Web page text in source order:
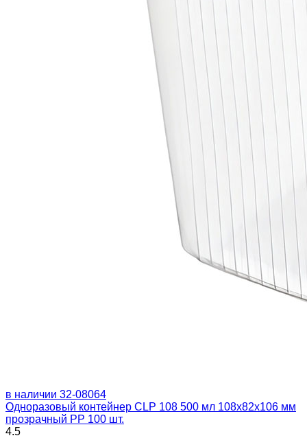
в наличии 32-08064
Одноразовый контейнер CLP 108 500 мл 108х82х106 мм
прозрачный PP 100 шт.
4.5